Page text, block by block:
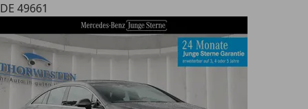
DE 49661